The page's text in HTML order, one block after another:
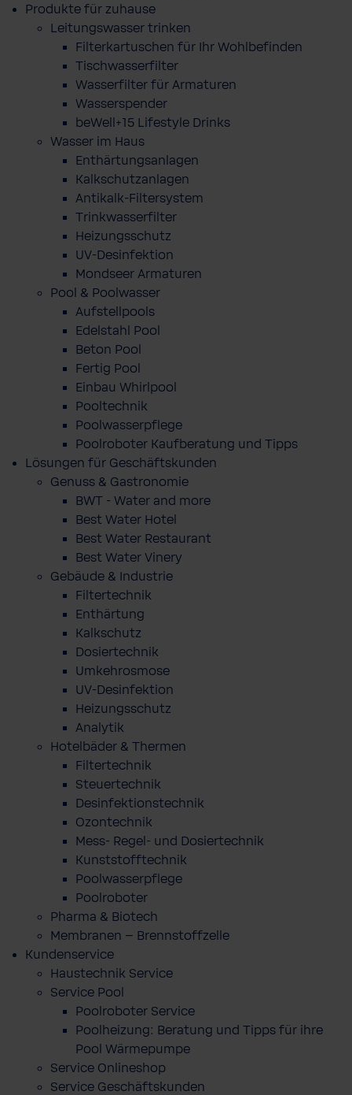
Produkte für zuhause
Leitungswasser trinken
Filterkartuschen für Ihr Wohlbefinden
Tischwasserfilter
Wasserfilter für Armaturen
Wasserspender
beWell+15 Lifestyle Drinks
Wasser im Haus
Enthärtungsanlagen
Kalkschutzanlagen
Antikalk-Filtersystem
Trinkwasserfilter
Heizungsschutz
UV-Desinfektion
Mondseer Armaturen
Pool & Poolwasser
Aufstellpools
Edelstahl Pool
Beton Pool
Fertig Pool
Einbau Whirlpool
Pooltechnik
Poolwasserpflege
Poolroboter Kaufberatung und Tipps
Lösungen für Geschäftskunden
Genuss & Gastronomie
BWT - Water and more
Best Water Hotel
Best Water Restaurant
Best Water Vinery
Gebäude & Industrie
Filtertechnik
Enthärtung
Kalkschutz
Dosiertechnik
Umkehrosmose
UV-Desinfektion
Heizungsschutz
Analytik
Hotelbäder & Thermen
Filtertechnik
Steuertechnik
Desinfektionstechnik
Ozontechnik
Mess- Regel- und Dosiertechnik
Kunststofftechnik
Poolwasserpflege
Poolroboter
Pharma & Biotech
Membranen – Brennstoffzelle
Kundenservice
Haustechnik Service
Service Pool
Poolroboter Service
Poolheizung: Beratung und Tipps für ihre
Pool Wärmepumpe
Service Onlineshop
Service Geschäftskunden